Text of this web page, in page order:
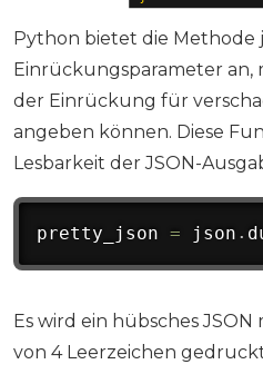
Python bietet die Methode
Einrückungsparameter an,
der Einrückung für
angeben können. Diese
Lesbarkeit der JSON-
pretty_json = json .
Es wird ein hübsches
von 4 Leerzeichen